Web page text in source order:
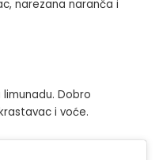
narezana naranča i
limunadu. Dobro
i voće.